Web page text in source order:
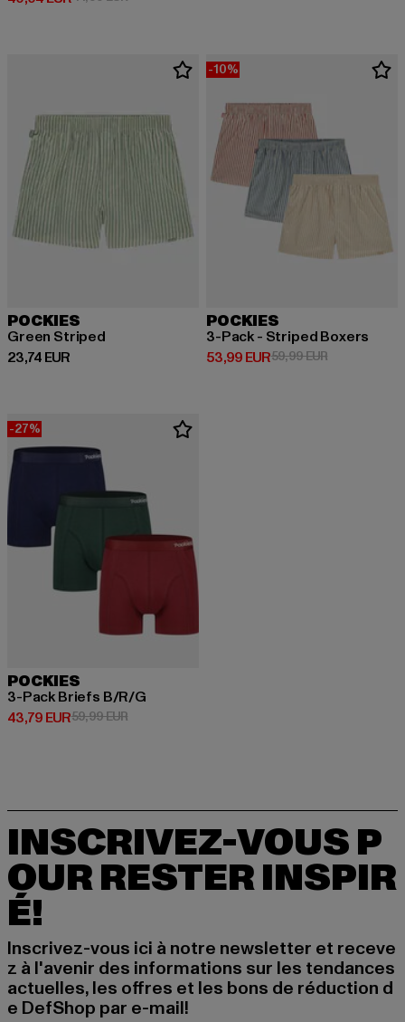
POCKIES
Green Striped
23,74 EUR
Prix courant: 23,74 EUR
-10%
POCKIES
3-Pack - Striped Boxers
53,99 EUR
Prix courant: 53,99 EUR
59,99 EURPrix en
-27%
POCKIES
3-Pack Briefs B/R/G
43,79 EUR
Prix courant: 43,79 EUR
59,99 EURPrix en promotion: 59,99 EUR
INSCRIVEZ-VOUS P
OUR RESTER INSPIR
É!
Inscrivez-vous ici à notre newsletter et receve
z à l'avenir des informations sur les tendances
actuelles, les offres et les bons de réduction d
e DefShop par e-mail!